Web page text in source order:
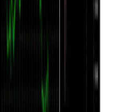
ใช้งานแยกตาม